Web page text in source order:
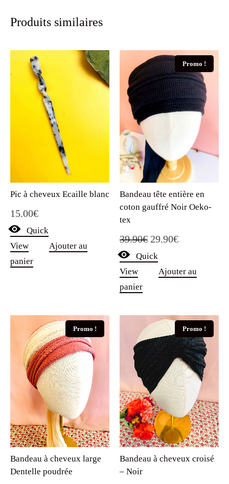
Produits similaires
Pic à cheveux Ecaille blanc
15.00€
Quick
View
Ajouter au
panier
Promo !
Bandeau tête entière en
coton gauffré Noir Oeko-
tex
39.90€ Le
prix
initial
29.90€Le
actuel
Quick
View
Ajouter au
panier
Promo !
Bandeau à cheveux large
Dentelle poudrée
Promo !
Bandeau à cheveux croisé
– Noir